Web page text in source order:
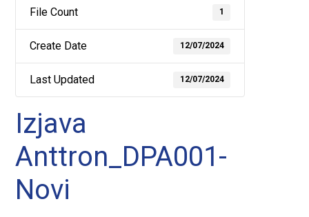
File Count 1
Create Date 12/07/2024
Last Updated 12/07/2024
Izjava
Anttron_DPA001-
Novi